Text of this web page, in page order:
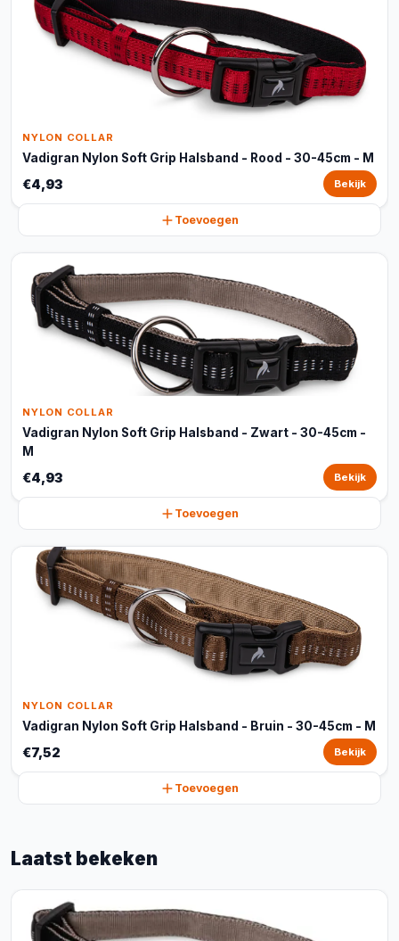
NYLON COLLAR
Vadigran Nylon Soft Grip Halsband - Rood - 30-45cm - M
€4,93 Bekijk
Toevoegen
NYLON COLLAR
Vadigran Nylon Soft Grip Halsband - Zwart - 30-45cm -
M
€4,93 Bekijk
Toevoegen
NYLON COLLAR
Vadigran Nylon Soft Grip Halsband - Bruin - 30-45cm - M
€7,52 Bekijk
Toevoegen
Laatst bekeken